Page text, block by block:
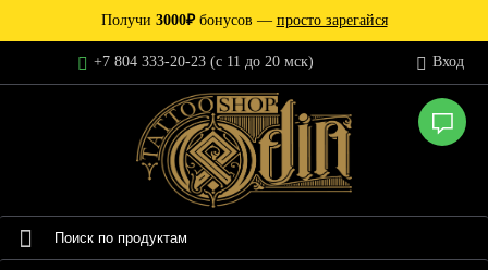
Получи 3000₽бонусов — просто зарегайся
+7 804 333-20-23 (c 11 до 20 мск) Вход